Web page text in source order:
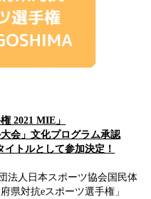
2021 MIE」
会」文化プログラム承認
トルとして参加決定！
法人日本スポーツ協会国民体
県対抗eスポーツ選手権」